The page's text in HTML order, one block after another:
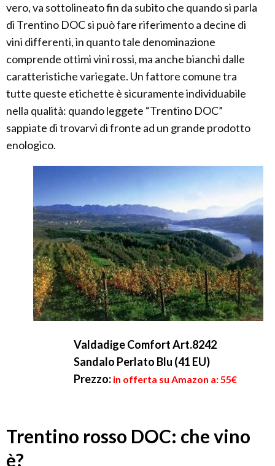
vero, va sottolineato fin da subito che quando si parla
di Trentino DOC si può fare riferimento a decine di
vini differenti, in quanto tale denominazione
comprende ottimi vini rossi, ma anche bianchi dalle
caratteristiche variegate. Un fattore comune tra
tutte queste etichette è sicuramente individuabile
nella qualità: quando leggete “Trentino DOC”
sappiate di trovarvi di fronte ad un grande prodotto
enologico.
Valdadige Comfort Art.8242
Sandalo Perlato Blu (41 EU)
Prezzo: in offerta su Amazon a: 55€
Trentino rosso DOC: che vino
è?